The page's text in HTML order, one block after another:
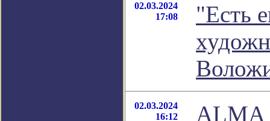
02.03.2024
17:08
"Есть
02.03.2024
16:12
ALMA